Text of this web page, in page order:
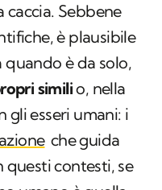
Sebbene
è plausibile
quando è da solo,
similio, nella
gli esseri umani: i
che guida
contesti, se